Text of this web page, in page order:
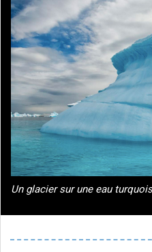
Un glacier sur une eau